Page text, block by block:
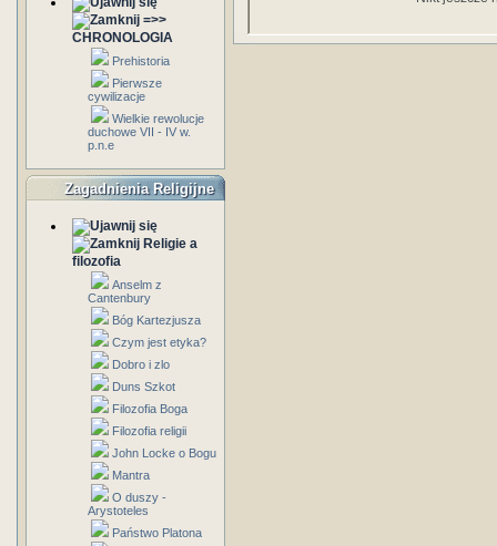
=>>
CHRONOLOGIA
Prehistoria
Pierwsze
cywilizacje
Wielkie rewolucje
duchowe VII - IV w.
p.n.e
Zagadnienia Religijne
Religie a
filozofia
Anselm z
Cantenbury
Bóg Kartezjusza
Czym jest etyka?
Dobro i zlo
Duns Szkot
Filozofia Boga
Filozofia religii
John Locke o Bogu
Mantra
O duszy -
Arystoteles
Państwo Platona